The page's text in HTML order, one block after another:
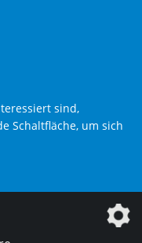
sind,
Schaltfläche, um sich
der